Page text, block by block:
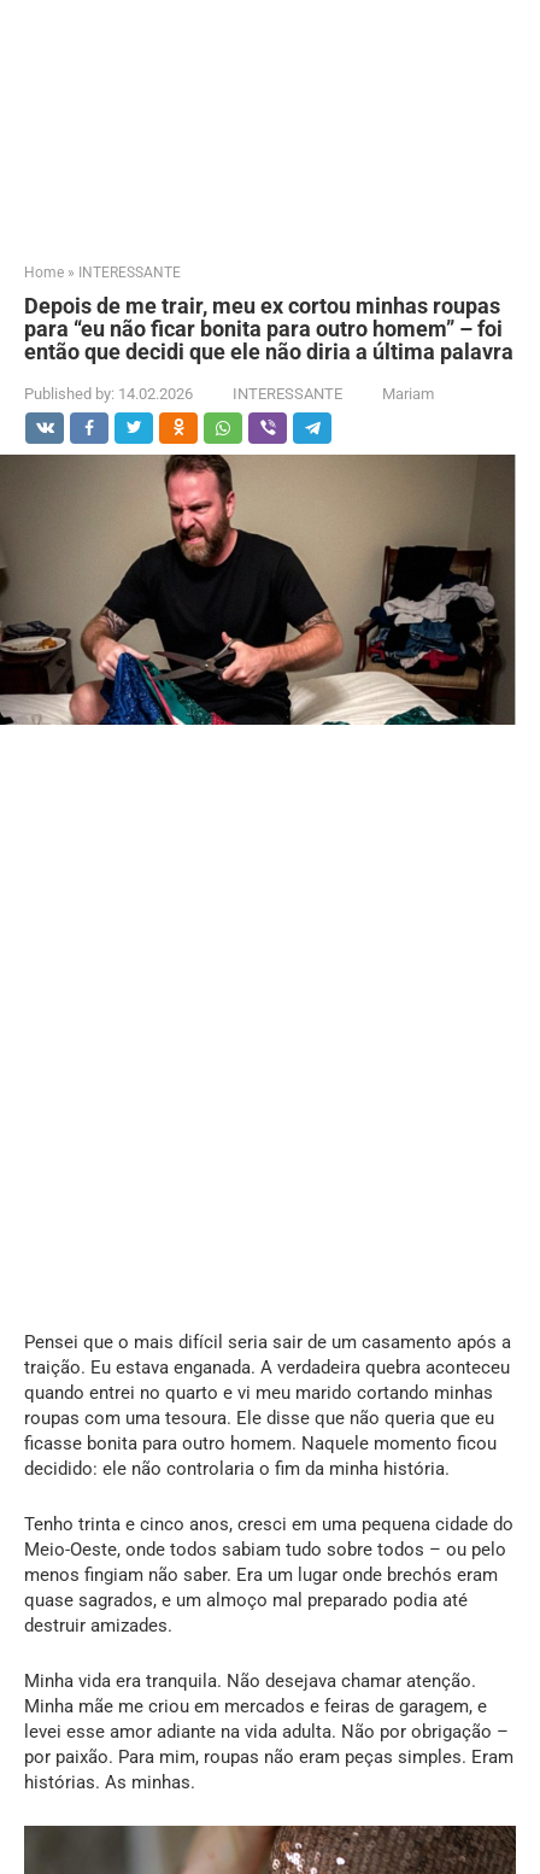
Home » INTERESSANTE
Depois de me trair, meu ex cortou minhas roupas
para “eu não ficar bonita para outro homem” – foi
então que decidi que ele não diria a última palavra
Published by: 14.02.2026 INTERESSANTE Mariam
Pensei que o mais difícil seria sair de um casamento após a
traição. Eu estava enganada. A verdadeira quebra aconteceu
quando entrei no quarto e vi meu marido cortando minhas
roupas com uma tesoura. Ele disse que não queria que eu
ficasse bonita para outro homem. Naquele momento ficou
decidido: ele não controlaria o fim da minha história.
Tenho trinta e cinco anos, cresci em uma pequena cidade do
Meio-Oeste, onde todos sabiam tudo sobre todos – ou pelo
menos fingiam não saber. Era um lugar onde brechós eram
quase sagrados, e um almoço mal preparado podia até
destruir amizades.
Minha vida era tranquila. Não desejava chamar atenção.
Minha mãe me criou em mercados e feiras de garagem, e
levei esse amor adiante na vida adulta. Não por obrigação –
por paixão. Para mim, roupas não eram peças simples. Eram
histórias. As minhas.